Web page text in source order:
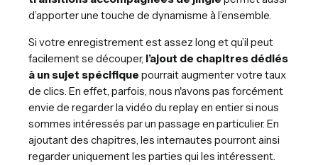
d’apporter une touche de dynamisme à l’ensemble.
Si votre enregistrement est assez long et qu’il peut
facilement se découper, l’ajout de chapitres dédiés
à un sujet spécifique pourrait augmenter votre taux
de clics. En effet, parfois, nous n'avons pas forcément
envie de regarder la vidéo du replay en entier si nous
sommes intéressés par un passage en particulier. En
ajoutant des chapitres, les internautes pourront ainsi
regarder uniquement les parties qui les intéressent.